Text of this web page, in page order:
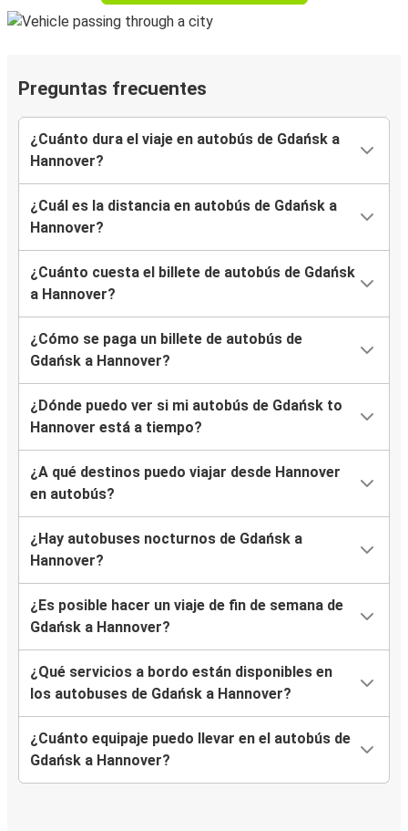
Preguntas frecuentes
¿Cuánto dura el viaje en autobús de Gdańsk a
Hannover?
¿Cuál es la distancia en autobús de Gdańsk a
Hannover?
¿Cuánto cuesta el billete de autobús de Gdańsk
a Hannover?
¿Cómo se paga un billete de autobús de
Gdańsk a Hannover?
¿Dónde puedo ver si mi autobús de Gdańsk to
Hannover está a tiempo?
¿A qué destinos puedo viajar desde Hannover
en autobús?
¿Hay autobuses nocturnos de Gdańsk a
Hannover?
¿Es posible hacer un viaje de fin de semana de
Gdańsk a Hannover?
¿Qué servicios a bordo están disponibles en
los autobuses de Gdańsk a Hannover?
¿Cuánto equipaje puedo llevar en el autobús de
Gdańsk a Hannover?